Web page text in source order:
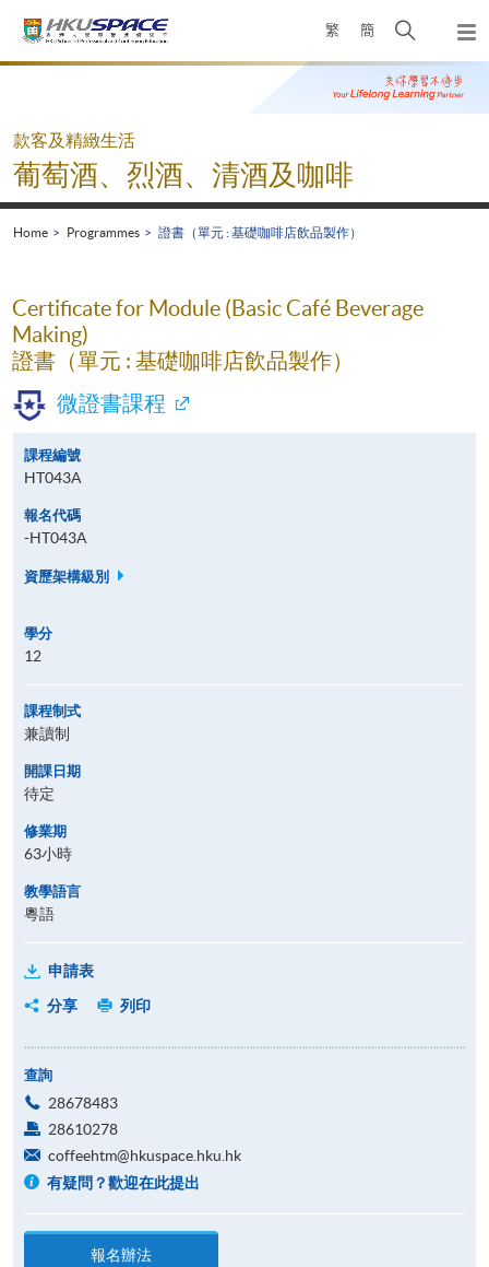
繁 簡
Open
search
panel
Main
款客及精緻生活
葡萄酒、烈酒、清酒及咖啡
Home Programmes 證書（單元 : 基礎咖啡店飲品製作）
Certificate for Module (Basic Café Beverage
Making)
證書（單元 : 基礎咖啡店飲品製作）
微證書課程
課程編號
HT043A
報名代碼
-HT043A
資歷架構級別
學分
12
課程制式
兼讀制
開課日期
待定
修業期
63小時
教學語言
粵語
申請表
分享
列印
查詢
28678483
28610278
coffeehtm@hkuspace.hku.hk
有疑問？歡迎在此提出
報名辦法